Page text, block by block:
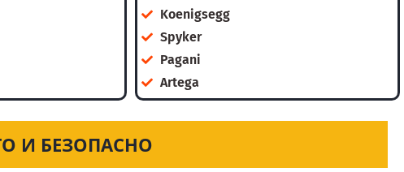
Koenigsegg
Spyker
Pagani
Artega
И БЕЗОПАСНО